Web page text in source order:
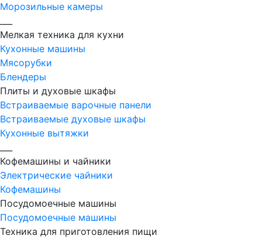
Морозильные камеры
Мелкая техника для кухни
Кухонные машины
Мясорубки
Блендеры
Плиты и духовые шкафы
Встраиваемые варочные панели
Встраиваемые духовые шкафы
Кухонные вытяжки
Кофемашины и чайники
Электрические чайники
Кофемашины
Посудомоечные машины
Посудомоечные машины
Техника для приготовления пищи